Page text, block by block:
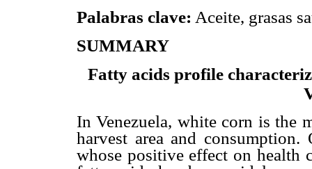
Palabras clave: Aceite, grasas
SUMMARY
Fatty acids profile
In Venezuela, white corn is the
harvest area and
whose positive effect on health